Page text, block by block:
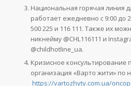
Национальная горячая линия
работает ежедневно с 9:00 до
500 225 и 116 111. Также их
никнейму @CHL116111 и
@childhotline_ua.
Кризисное консультирование
организация «Варто жити» по
https://vartozhyty.com.ua/